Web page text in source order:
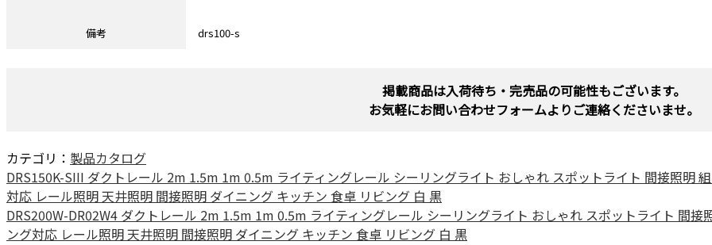
備考 drs100-s
掲載商品は入荷待ち・完売品の可能性もございます。
お気軽にお問い合わせフォームよりご連絡くださいませ。
カテゴリ： 製品カタログ
DRS150K-SIII ダクトレール 2m 1.5m 1m 0.5m ライティングレール シーリングライト おしゃれ スポットライト 間接照明
対応 レール照明 天井照明 間接照明 ダイニング キッチン 食卓 リビング 白 黒
DRS200W-DR02W4 ダクトレール 2m 1.5m 1m 0.5m ライティングレール シーリングライト おしゃれ スポットライト 間
ング対応 レール照明 天井照明 間接照明 ダイニング キッチン 食卓 リビング 白 黒